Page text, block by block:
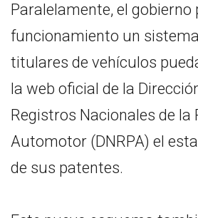
Paralelamente, el gobierno
funcionamiento un
titulares de vehículos
la web oficial de la
Registros Nacionales de la
Automotor (DNRPA) el
de sus patentes.